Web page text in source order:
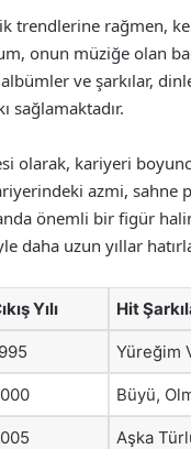
trendlerine rağmen,
onun müziğe olan
ve şarkılar,
sağlamaktadır.
olarak, kariyeri
azmi, sahne
önemli bir figür
daha uzun yıllar
Yılı Hit
Yüreğim
Büyü,
Aşka